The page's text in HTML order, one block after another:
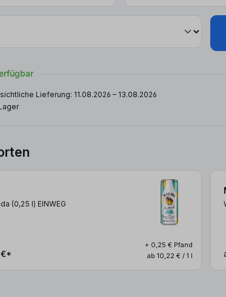
Lieferung: 11.08.2026 – 13.08.2026
Lager
(0,25 l) EINWEG
€*
+ 0,25 € Pfand
ab 10,22 € / 1 l